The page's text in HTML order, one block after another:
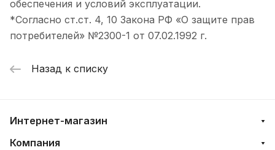
обеспечения и условий эксплуатации.
*Согласно ст.ст. 4, 10 Закона РФ «О защите прав
потребителей» №2300-1 от 07.02.1992 г.
Назад к списку
Интернет-магазин
Компания